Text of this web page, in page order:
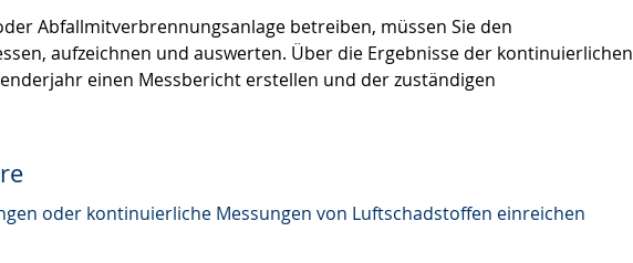
Abfallmitverbrennungsanlage betreiben, müssen Sie den
aufzeichnen und auswerten. Über die Ergebnisse der kontinuierlichen
einen Messbericht erstellen und der zuständigen
oder kontinuierliche Messungen von Luftschadstoffen einreichen